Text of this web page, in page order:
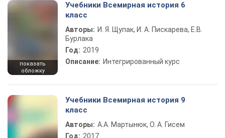
показать
обложку
Учебники Всемирная история 6
класс
Авторы: И. Я. Щупак, И. А. Пискарева, Е.В.
Бурлака
Год: 2019
Описание: Интегрированный курс
Учебники Всемирная история 9
класс
Авторы: А.А. Мартынюк, О. А. Гисем
Год: 2017